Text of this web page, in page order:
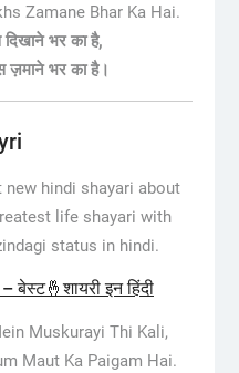
Zamane Bhar Ka Hai.
भर का है,
ज़माने भर का है।
new hindi shayari about
life shayari with
status in hindi.
इन हिंदी
Muskurayi Thi Kali,
Maut Ka Paigam Hai.